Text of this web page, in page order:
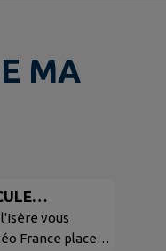
MA
vous
France place